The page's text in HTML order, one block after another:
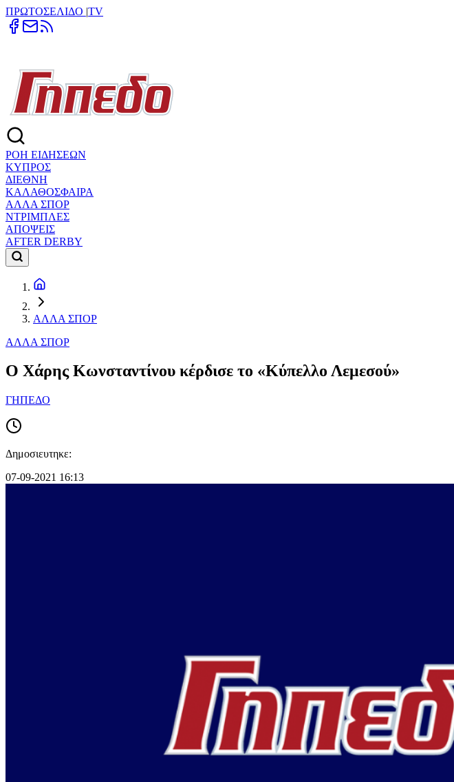
ΠΡΩΤΟΣΕΛΙΔΟ |TV
ΡΟΗ ΕΙΔΗΣΕΩΝ
ΚΥΠΡΟΣ
ΔΙΕΘΝΗ
ΚΑΛΑΘΟΣΦΑΙΡΑ
ΑΛΛΑ ΣΠΟΡ
ΝΤΡΙΜΠΛΕΣ
ΑΠΟΨΕΙΣ
AFTER DERBY
ΑΛΛΑ ΣΠΟΡ
ΑΛΛΑ ΣΠΟΡ
Ο Χάρης Κωνσταντίνου κέρδισε το «Κύπελλο Λεμεσού»
ΓΗΠΕΔΟ
Δημοσιευτηκε:
07-09-2021 16:13